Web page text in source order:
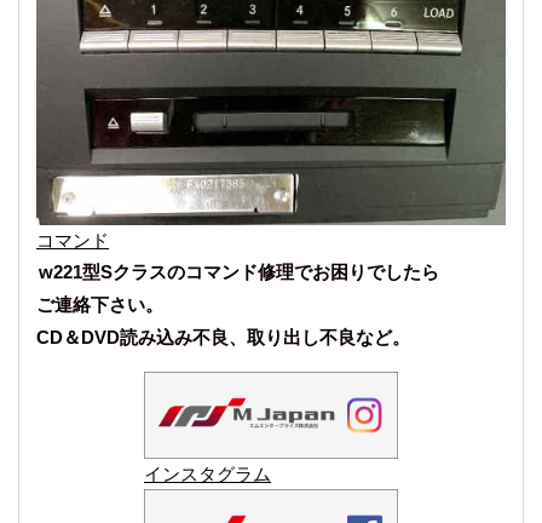
コマンド
w221型Sクラスのコマンド修理でお困りでしたら
ご連絡下さい。
CD＆DVD読み込み不良、取り出し不良など。
インスタグラム